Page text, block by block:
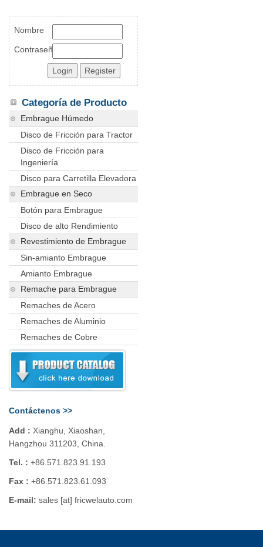
Nombre
Contraseña
Categoría de Producto
Embrague Húmedo
Disco de Fricción para Tractor
Disco de Fricción para
Ingeniería
Disco para Carretilla Elevadora
Embrague en Seco
Botón para Embrague
Disco de alto Rendimiento
Revestimiento de Embrague
Sin-amianto Embrague
Amianto Embrague
Remache para Embrague
Remaches de Acero
Remaches de Aluminio
Remaches de Cobre
Contáctenos >>
Add : Xianghu, Xiaoshan,
Hangzhou 311203, China.
Tel. : +86.571.823.91.193
Fax : +86.571.823.61.093
E-mail: sales [at] fricwelauto.com